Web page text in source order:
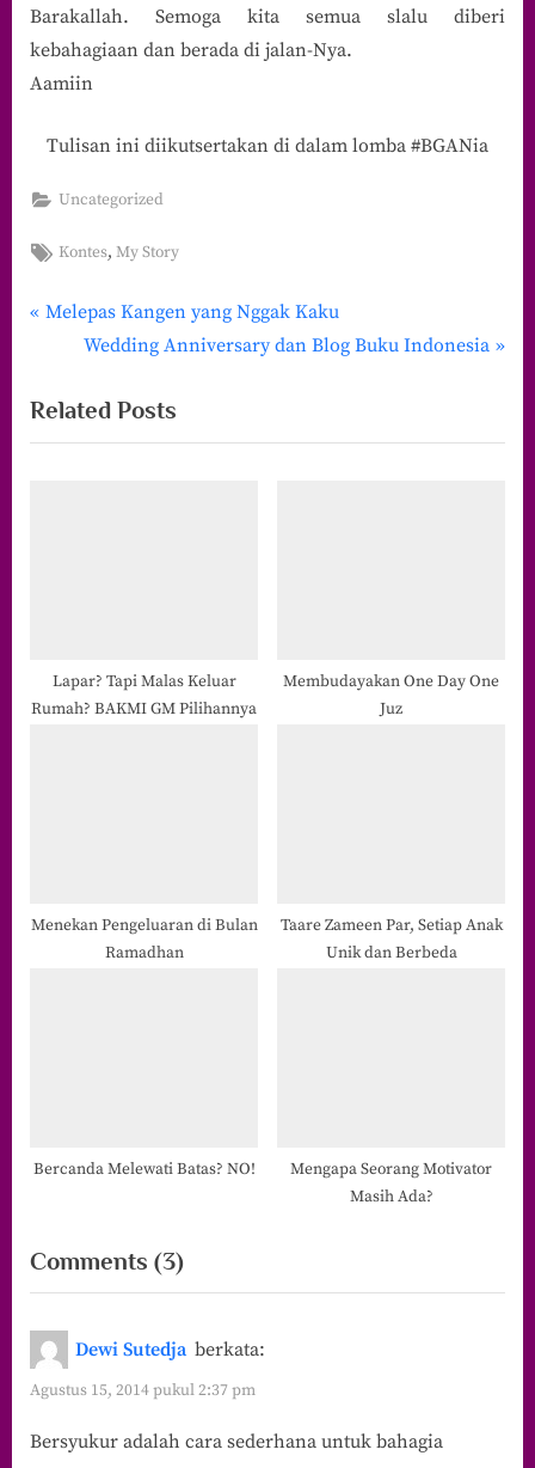
Barakallah. Semoga kita semua slalu diberi
kebahagiaan dan berada di jalan-Nya.
Aamiin
Tulisan ini diikutsertakan di dalam lomba #BGANia
Uncategorized
Tags:
Kontes,My Story
Navigasi
P
v
i
:
Melepas Kangen yang Nggak Kaku
N
x
t
Wedding Anniversary dan Blog Buku Indonesia
Related Posts
Lapar? Tapi Malas Keluar
Rumah? BAKMI GM Pilihannya
Membudayakan One Day One
Juz
Menekan Pengeluaran di Bulan
Ramadhan
Taare Zameen Par, Setiap Anak
Unik dan Berbeda
Bercanda Melewati Batas? NO!
Mengapa Seorang Motivator
Masih Ada?
Comments (3)on
“#BGANia:
Bulan
Agustus”
Dewi Sutedja berkata:
Agustus 15, 2014 pukul 2:37 pm
Bersyukur adalah cara sederhana untuk bahagia